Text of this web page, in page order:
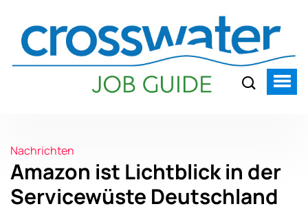
Nachrichten
Amazon ist Lichtblick in der
Servicewüste Deutschland